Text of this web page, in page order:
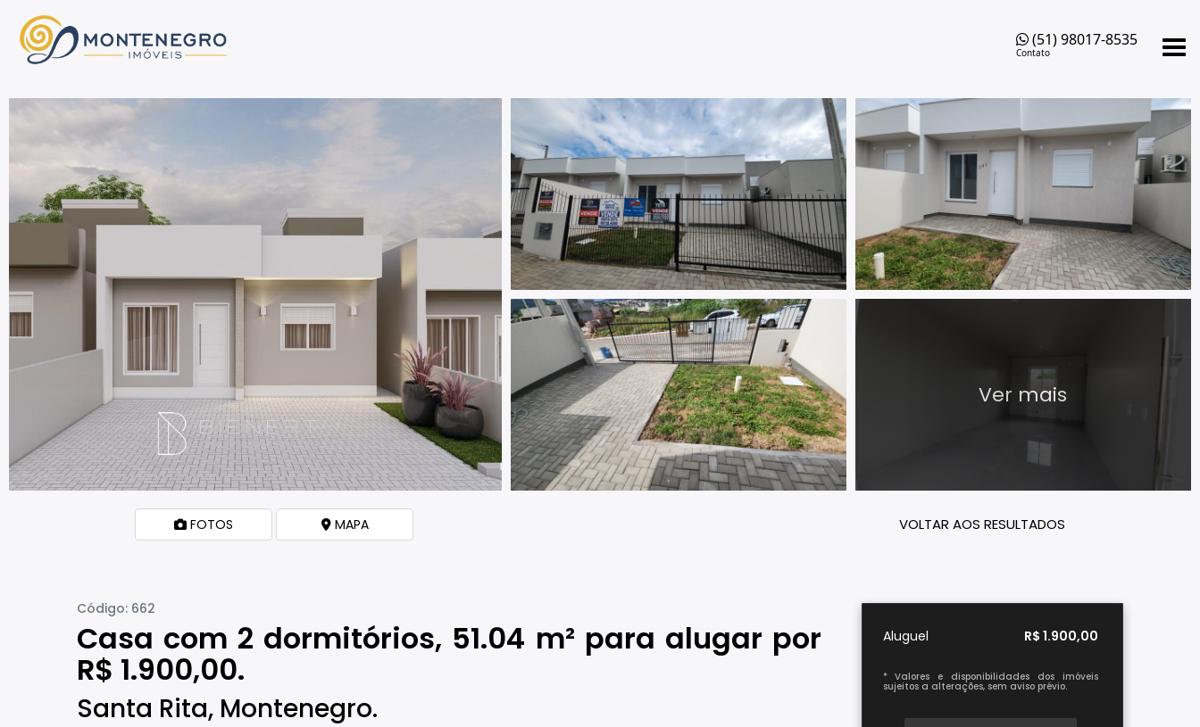
(51) 98017-8535
Contato
Ver mais
FOTOS MAPA VOLTAR AOS RESULTADOS
Código: 662
Casa com 2 dormitórios, 51.04 m² para alugar por
R$ 1.900,00.
Santa Rita, Montenegro.
Aluguel R$ 1.900,00
* Valores e disponibilidades dos imóveis
sujeitos a alterações, sem aviso prévio.